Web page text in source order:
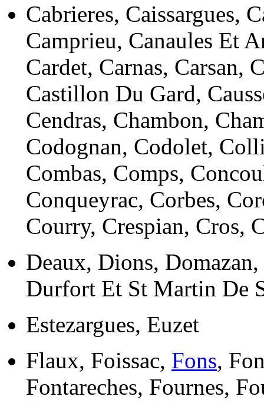
Cabrieres, Caissargues,
Camprieu, Canaules Et
Cardet, Carnas, Carsan,
Castillon Du Gard,
Cendras, Chambon,
Codognan, Codolet,
Combas, Comps,
Conqueyrac, Corbes,
Courry, Crespian, Cros,
Deaux, Dions,
Durfort Et St Martin De
Estezargues, Euzet
Flaux, Foissac, Fons,
Fontareches, Fournes,